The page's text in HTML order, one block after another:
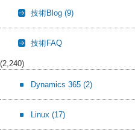
技術Blog (9)
技術FAQ
(2,240)
Dynamics 365 (2)
Linux (17)